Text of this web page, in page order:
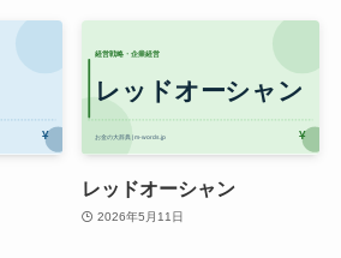
レッドオーシャン
2026年5月11日